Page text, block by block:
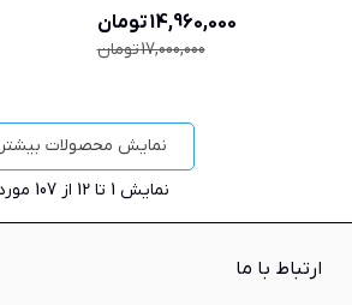
14,960,000 تومان
17,000,000 تومان
نمایش محصولات بیشتر
نمایش 1 تا 12 از 107 مورد
ارتباط با ما